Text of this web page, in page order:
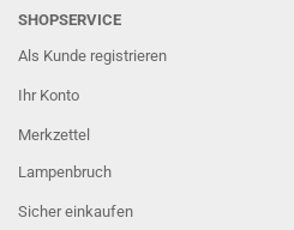
SHOPSERVICE
Als Kunde registrieren
Ihr Konto
Merkzettel
Lampenbruch
Sicher einkaufen